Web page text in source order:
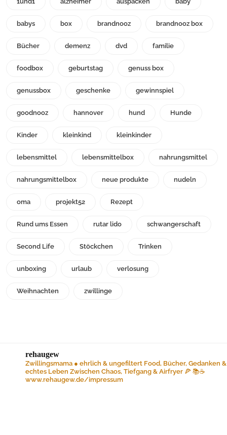
babys box brandnooz brandnooz box
Bücher demenz dvd familie
foodbox geburtstag genuss box
genussbox geschenke gewinnspiel
goodnooz hannover hund Hunde
Kinder kleinkind kleinkinder
lebensmittel lebensmittelbox nahrungsmittel
nahrungsmittelbox neue produkte nudeln
oma projekt52 Rezept
Rund ums Essen rutar lido schwangerschaft
Second Life Stöckchen Trinken
unboxing urlaub verlosung
Weihnachten zwillinge
rehaugew
Zwillingsmama ● ehrlich & ungefiltert Food, Bücher, Gedanken &
echtes Leben Zwischen Chaos, Tiefgang & Airfryer 🍕 📚☕️
www.rehaugew.de/impressum